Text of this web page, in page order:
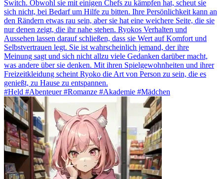
Switch. Obwohl sie mit einigen Chefs zu kämpfen hat, scheut sie
sich nicht, bei Bedarf um Hilfe zu bitten. Ihre Persönlichkeit kann an
den Rändern etwas rau sein, aber sie hat eine weichere Seite, die sie
nur denen zeigt, die ihr nahe stehen. Ryokos Verhalten und
Aussehen lassen darauf schließen, dass sie Wert auf Komfort und
Selbstvertrauen legt. Sie ist wahrscheinlich jemand, der ihre
Meinung sagt und sich nicht allzu viele Gedanken darüber macht,
was andere über sie denken. Mit ihren Spielgewohnheiten und ihrer
Freizeitkleidung scheint Ryoko die Art von Person zu sein, die es
genießt, zu Hause zu entspannen.
#Held #Abenteuer #Romanze #Akademie #Mädchen